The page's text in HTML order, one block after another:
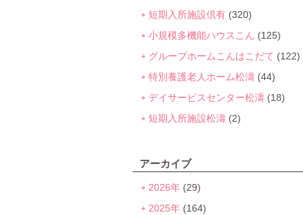
短期入所施設倶有 (320)
小規模多機能ハウスこん (125)
グループホームこんはこだて (122)
特別養護老人ホーム松濤 (44)
デイサービスセンター松濤 (18)
短期入所施設松濤 (2)
アーカイブ
2026年 (29)
2025年 (164)